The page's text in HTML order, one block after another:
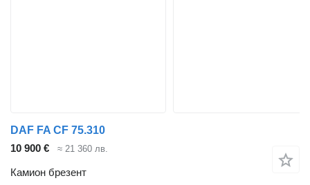
DAF FA CF 75.310
10 900 €
≈ 21 360 лв.
Камион брезент